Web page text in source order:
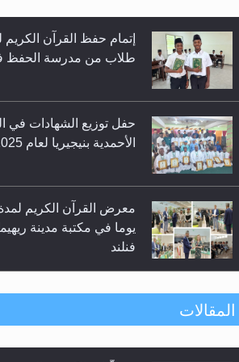
إتمام حفظ القرآن الكريم
طلاب من مدرسة الحفظ
حفل توزيع الشهادات في
الأحمدية بنيجيريا لعام 2025
معرض القرآن الكريم لمدة
يوما في مكتبة مدينة
فنلند
ندوة حول نظام الوصية
المقالات